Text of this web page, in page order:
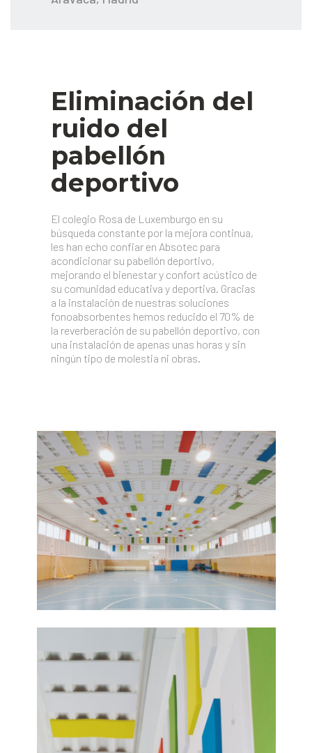
Eliminación del
ruido del
pabellón
deportivo
El colegio Rosa de Luxemburgo en su
búsqueda constante por la mejora continua,
les han echo confiar en Absotec para
acondicionar su pabellón deportivo,
mejorando el bienestar y confort acústico de
su comunidad educativa y deportiva. Gracias
a la instalación de nuestras soluciones
fonoabsorbentes hemos reducido el 70% de
la reverberación de su pabellón deportivo, con
una instalación de apenas unas horas y sin
ningún tipo de molestia ni obras.